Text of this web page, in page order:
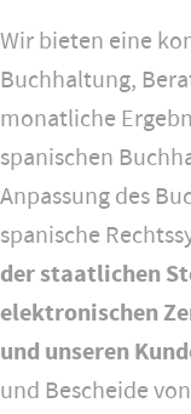
Wir bieten eine
Buchhaltung,
monatliche
spanischen
Anpassung des
spanische
der staatlichen
elektronischen
und unseren
und Bescheide